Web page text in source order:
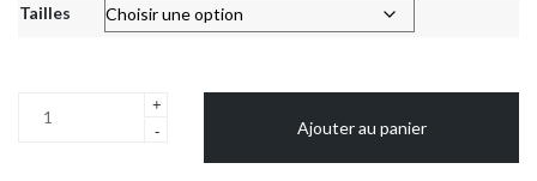
Tailles
+
-
Ajouter au panier